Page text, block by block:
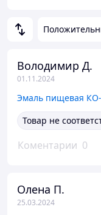
Володимир Д.
01.11.2024
Эмаль пищевая
Товар не
Коментарии 0
Олена П.
25.03.2024